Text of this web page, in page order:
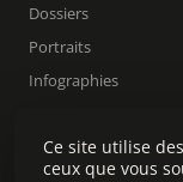
Dossiers
Portraits
Infographies
Rechercher
Ce site utilise
ceux que vous